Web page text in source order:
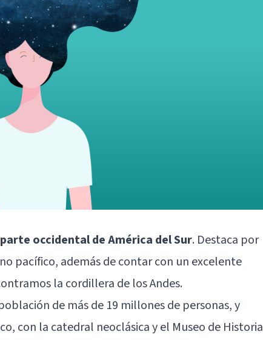
occidental de América del Sur. Destaca por
pacífico, además de contar con un excelente
la cordillera de los Andes.
de más de 19 millones de personas, y
con la catedral neoclásica y el Museo de Historia